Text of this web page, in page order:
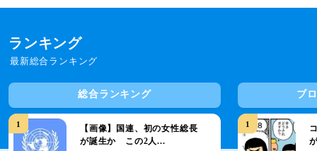
ランキング
最新総合ランキング
総合ランキング
1
【画像】国連、初の女性総長
が誕生か この2人...
ブ
1